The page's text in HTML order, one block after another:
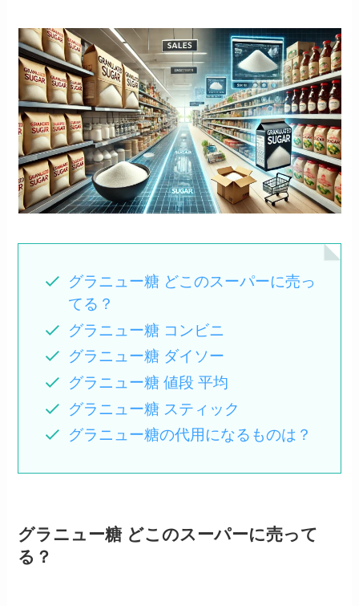
グラニュー糖 どこのスーパーに売っ
てる？
グラニュー糖 コンビニ
グラニュー糖 ダイソー
グラニュー糖 値段 平均
グラニュー糖 スティック
グラニュー糖の代用になるものは？
グラニュー糖 どこのスーパーに売って
る？